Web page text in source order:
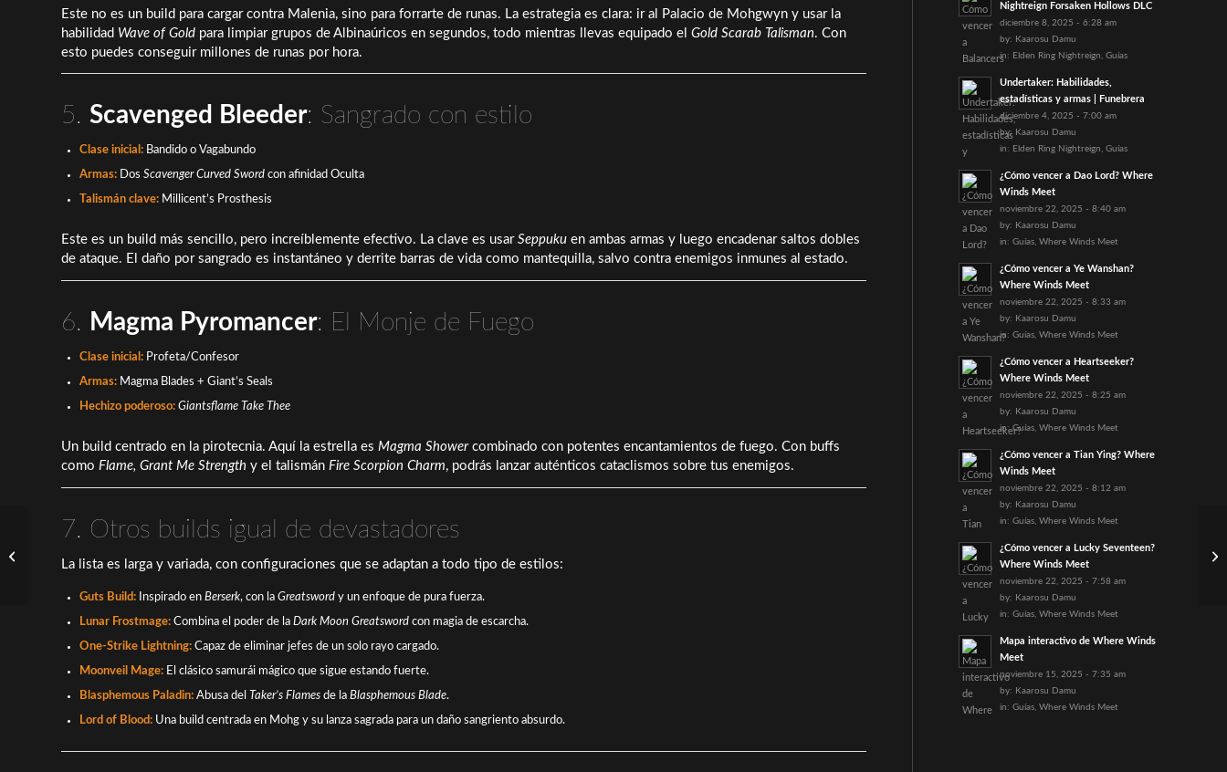
Este no es un build para cargar contra Malenia, sino para forrarte de runas. La estrategia es clara: ir al Palacio de Mohgwyn y usar la
habilidad Wave of Gold para limpiar grupos de Albinaúricos en segundos, todo mientras llevas equipado el Gold Scarab Talisman. Con
esto puedes conseguir millones de runas por hora.
5. Scavenged Bleeder: Sangrado con estilo
Clase inicial: Bandido o Vagabundo
Armas: Dos Scavenger Curved Sword con afinidad Oculta
Talismán clave: Millicent’s Prosthesis
Este es un build más sencillo, pero increíblemente efectivo. La clave es usar Seppuku en ambas armas y luego encadenar saltos dobles
de ataque. El daño por sangrado es instantáneo y derrite barras de vida como mantequilla, salvo contra enemigos inmunes al estado.
6. Magma Pyromancer: El Monje de Fuego
Clase inicial: Profeta/Confesor
Armas: Magma Blades + Giant’s Seals
Hechizo poderoso: Giantsflame Take Thee
Un build centrado en la pirotecnia. Aquí la estrella es Magma Showercombinado con potentes encantamientos de fuego. Con buffs
como Flame, Grant Me Strength y el talismán Fire Scorpion Charm, podrás lanzar auténticos cataclismos sobre tus enemigos.
7. Otros builds igual de devastadores
La lista es larga y variada, con configuraciones que se adaptan a todo tipo de estilos:
Guts Build: Inspirado en Berserk, con la Greatsword y un enfoque de pura fuerza.
Lunar Frostmage: Combina el poder de la Dark Moon Greatsword con magia de escarcha.
One-Strike Lightning: Capaz de eliminar jefes de un solo rayo cargado.
Moonveil Mage: El clásico samurái mágico que sigue estando fuerte.
Blasphemous Paladin: Abusa del Taker’s Flames de la Blasphemous Blade.
Lord of Blood: Una build centrada en Mohg y su lanza sagrada para un daño sangriento absurdo.
Nightreign Forsaken Hollows DLC
diciembre 8, 2025 - 6:28 am
by: Kaarosu Damu
in: Elden Ring Nightreign, Guías
Undertaker: Habilidades,
estadísticas y armas | Funebrera
diciembre 4, 2025 - 7:00 am
by: Kaarosu Damu
in: Elden Ring Nightreign, Guías
¿Cómo vencer a Dao Lord? Where
Winds Meet
noviembre 22, 2025 - 8:40 am
by: Kaarosu Damu
in: Guías, Where Winds Meet
¿Cómo vencer a Ye Wanshan?
Where Winds Meet
noviembre 22, 2025 - 8:33 am
by: Kaarosu Damu
in: Guías, Where Winds Meet
¿Cómo vencer a Heartseeker?
Where Winds Meet
noviembre 22, 2025 - 8:25 am
by: Kaarosu Damu
in:Guías, Where Winds Meet
¿Cómo vencer a Tian Ying? Where
Winds Meet
noviembre 22, 2025 - 8:12 am
by: Kaarosu Damu
in: Guías, Where Winds Meet
¿Cómo vencer a Lucky Seventeen?
Where Winds Meet
noviembre 22, 2025 - 7:58 am
by: Kaarosu Damu
in: Guías, Where Winds Meet
Mapa interactivo de Where Winds
Meet
noviembre 15, 2025 - 7:35 am
by: Kaarosu Damu
in: Guías, Where Winds Meet
Sucker Punch rompe el
comentarios de Drew
2: